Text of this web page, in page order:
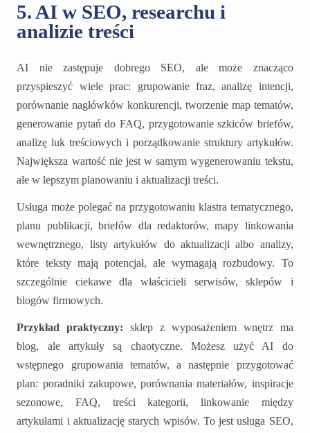
5. AI w SEO, researchu i
analizie treści
AI nie zastępuje dobrego SEO, ale może znacząco
przyspieszyć wiele prac: grupowanie fraz, analizę intencji,
porównanie nagłówków konkurencji, tworzenie map tematów,
generowanie pytań do FAQ, przygotowanie szkiców briefów,
analizę luk treściowych i porządkowanie struktury artykułów.
Największa wartość nie jest w samym wygenerowaniu tekstu,
ale w lepszym planowaniu i aktualizacji treści.
Usługa może polegać na przygotowaniu klastra tematycznego,
planu publikacji, briefów dla redaktorów, mapy linkowania
wewnętrznego, listy artykułów do aktualizacji albo analizy,
które teksty mają potencjał, ale wymagają rozbudowy. To
szczególnie ciekawe dla właścicieli serwisów, sklepów i
blogów firmowych.
Przykład praktyczny: sklep z wyposażeniem wnętrz ma
blog, ale artykuły są chaotyczne. Możesz użyć AI do
wstępnego grupowania tematów, a następnie przygotować
plan: poradniki zakupowe, porównania materiałów, inspiracje
sezonowe, FAQ, treści kategorii, linkowanie między
artykułami i aktualizację starych wpisów. To jest usługa SEO,